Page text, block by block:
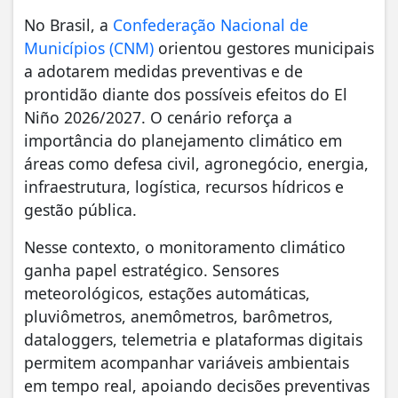
No Brasil, a Confederação Nacional de
Municípios (CNM) orientou gestores municipais
a adotarem medidas preventivas e de
prontidão diante dos possíveis efeitos do El
Niño 2026/2027. O cenário reforça a
importância do planejamento climático em
áreas como defesa civil, agronegócio, energia,
infraestrutura, logística, recursos hídricos e
gestão pública.
Nesse contexto, o monitoramento climático
ganha papel estratégico. Sensores
meteorológicos, estações automáticas,
pluviômetros, anemômetros, barômetros,
dataloggers, telemetria e plataformas digitais
permitem acompanhar variáveis ambientais
em tempo real, apoiando decisões preventivas